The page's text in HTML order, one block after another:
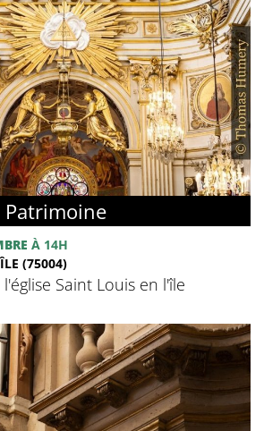
Patrimoine
À 14H
(75004)
Saint Louis en l'île